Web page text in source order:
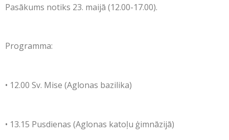
Pasākums notiks 23. maijā (12.00-17.00).
Programma:
•⁠ ⁠12.00 Sv. Mise (Aglonas bazilika)
•⁠ ⁠13.15 Pusdienas (Aglonas katoļu ģimnāzijā)